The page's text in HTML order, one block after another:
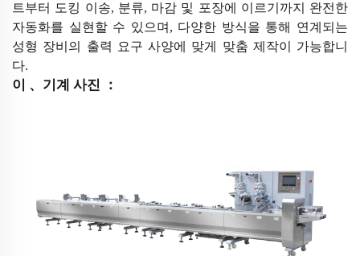
트부터 도킹 이송, 분류, 마감 및 포장에 이르기까지 완전한
자동화를 실현할 수 있으며, 다양한 방식을 통해 연계되는
성형 장비의 출력 요구 사양에 맞게 맞춤 제작이 가능합니
다.
이 、 기계 사진 ：